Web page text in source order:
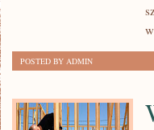
POSTED BY ADMIN